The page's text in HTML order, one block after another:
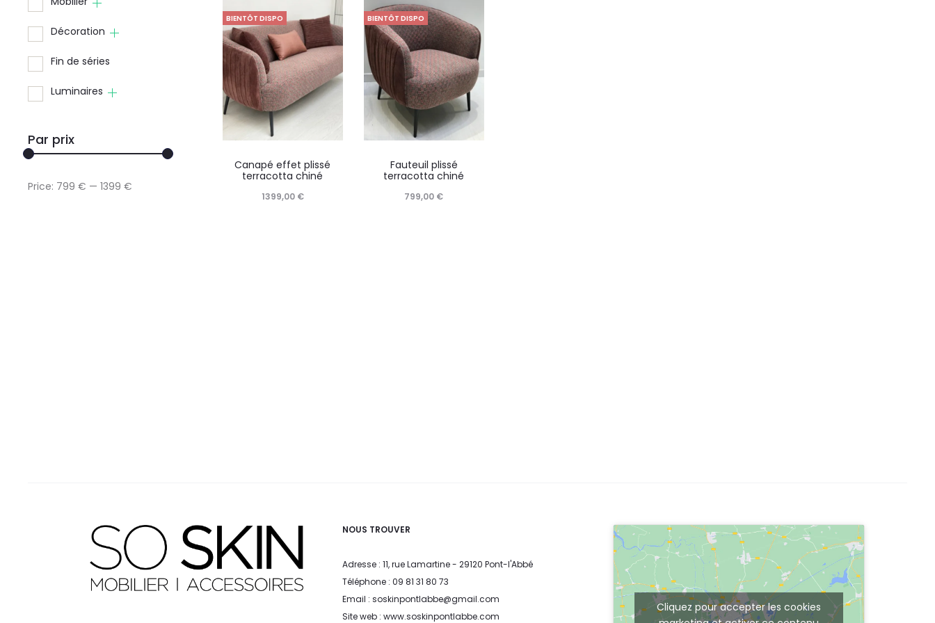
BIENTÔT DISPO
Canapé effet plissé
terracotta chiné
1399,00 €
BIENTÔT DISPO
Fauteuil plissé
terracotta chiné
799,00 €
Décoration
Fin de séries
Luminaires
Par prix
Price: 799 € — 1399 €
NOUS TROUVER
Adresse : 11, rue Lamartine - 29120 Pont-l'Abbé
Téléphone : 09 81 31 80 73
Email : soskinpontlabbe@gmail.com
Site web : www.soskinpontlabbe.com
Cliquez pour accepter les cookies